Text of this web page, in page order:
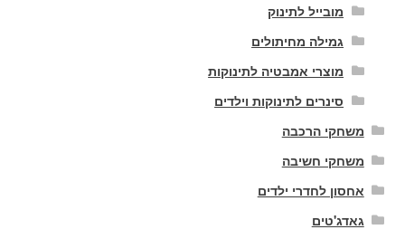
מובייל לתינוק
גמילה מחיתולים
מוצרי אמבטיה לתינוקות
סינרים לתינוקות וילדים
משחקי הרכבה
משחקי חשיבה
אחסון לחדרי ילדים
גאדג'טים